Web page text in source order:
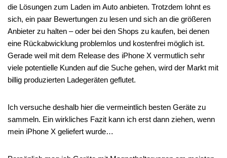
die Lösungen zum Laden im Auto anbieten. Trotzdem lohnt es
sich, ein paar Bewertungen zu lesen und sich an die größeren
Anbieter zu halten – oder bei den Shops zu kaufen, bei denen
eine Rückabwicklung problemlos und kostenfrei möglich ist.
Gerade weil mit dem Release des iPhone X vermutlich sehr
viele potentielle Kunden auf die Suche gehen, wird der Markt mit
billig produzierten Ladegeräten geflutet.
Ich versuche deshalb hier die vermeintlich besten Geräte zu
sammeln. Ein wirkliches Fazit kann ich erst dann ziehen, wenn
mein iPhone X geliefert wurde…